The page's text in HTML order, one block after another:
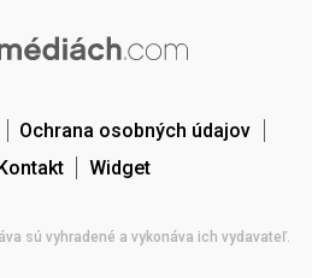
Ochrana osobných údajov
Widget
sú vyhradené a vykonáva ich vydavateľ.